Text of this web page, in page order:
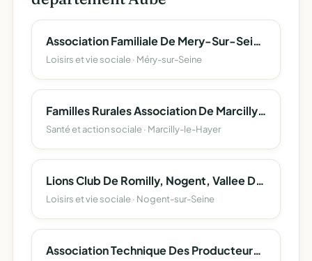
Association Familiale De Mery-Sur-Seine Et De Ses Environs
Loisirs et vie sociale · Méry-sur-Seine
Familles Rurales Association De Marcilly Le Hayer
Santé et action sociale · Marcilly-le-Hayer
Lions Club De Romilly, Nogent, Vallee De La Haute Seine
Loisirs et vie sociale · Nogent-sur-Seine
Association Technique Des Producteurs De Pomme De Terre Du Departement De L'aube